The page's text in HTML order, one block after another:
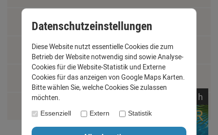
Fachbegriffe
Jobs
Montage und Installationshilfen
h
Datenschutzeinstellungen
Diese Website nutzt essentielle Cookies die zum
Betrieb der Website notwendig sind sowie Analyse-
Cookies für die Website-Statistik und Externe
Cookies für das anzeigen von Google Maps Karten.
Bitte wählen Sie, welche Cookies Sie zulassen
möchten.
Essenziell Extern Statistik